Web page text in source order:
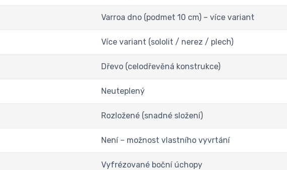
Varroa dno (podmet 10 cm) – více variant
Více variant (sololit / nerez / plech)
Dřevo (celodřevěná konstrukce)
Neuteplený
Rozložené (snadné složení)
Není – možnost vlastního vyvrtání
Vyfrézované boční úchopy